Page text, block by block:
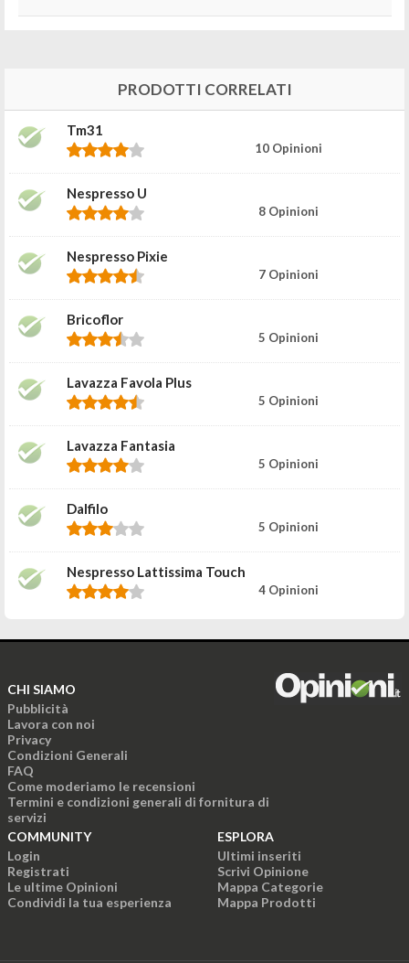
PRODOTTI CORRELATI
Tm31
10 Opinioni
Nespresso U
8 Opinioni
Nespresso Pixie
7 Opinioni
Bricoflor
5 Opinioni
Lavazza Favola Plus
5 Opinioni
Lavazza Fantasia
5 Opinioni
Dalfilo
5 Opinioni
Nespresso Lattissima Touch
4 Opinioni
CHI SIAMO
Pubblicità
Lavora con noi
Privacy
Condizioni Generali
FAQ
Come moderiamo le recensioni
Termini e condizioni generali di fornitura di
servizi
COMMUNITY
Login
Registrati
Le ultime Opinioni
Condividi la tua esperienza
ESPLORA
Ultimi inseriti
Scrivi Opinione
Mappa Categorie
Mappa Prodotti